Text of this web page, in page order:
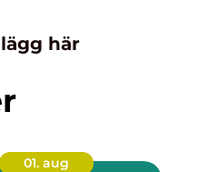
här
01. aug